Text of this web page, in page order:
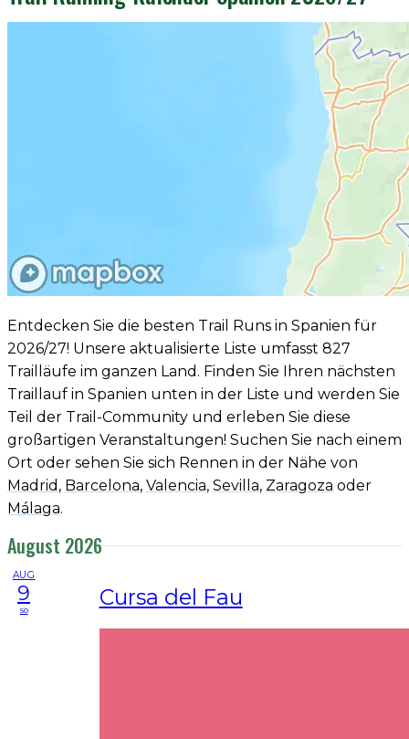
Entdecken Sie die besten Trail Runs in Spanien für
2026/27! Unsere aktualisierte Liste umfasst 827
Trailläufe im ganzen Land. Finden Sie Ihren nächsten
Traillauf in Spanien unten in der Liste und werden Sie
Teil der Trail-Community und erleben Sie diese
großartigen Veranstaltungen! Suchen Sie nach einem
Ort oder sehen Sie sich Rennen in der Nähe von
Madrid , Barcelona, Valencia, Sevilla, Zaragoza oder
Málaga.
August 2026
AUG
9
so Cursa del Fau